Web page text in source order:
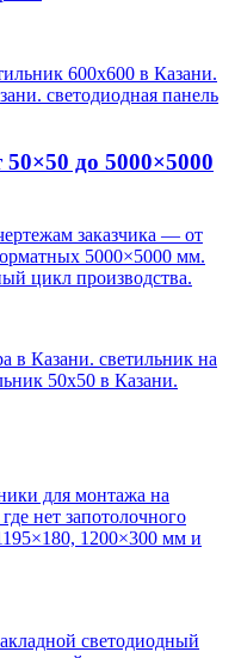
600х600 в Казани.
светодиодная панель
до 5000×5000
заказчика — от
5000×5000 мм.
цикл производства.
в Казани. светильник на
50х50 в Казани.
для монтажа на
нет запотолочного
1200×300 мм и
светодиодный